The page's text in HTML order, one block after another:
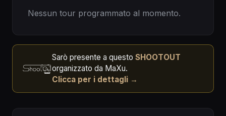
Nessun tour programmato al momento.
Sarò presente a questo SHOOTOUT
organizzato da MaXu.
Clicca per i dettagli →